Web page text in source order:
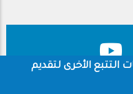
الأخرى لتقديم